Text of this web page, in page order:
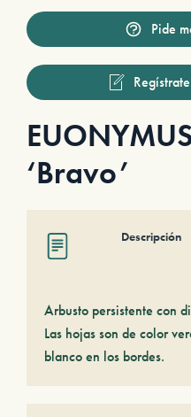
Pide
‘Bravo’
Descripción
Arbusto persistente con
Las hojas son de color
blanco en los bordes.